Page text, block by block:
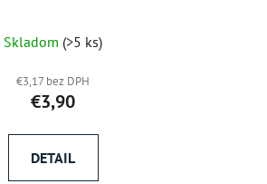
Skladom (>5 ks)
€3,17 bez DPH
€3,90
DETAIL